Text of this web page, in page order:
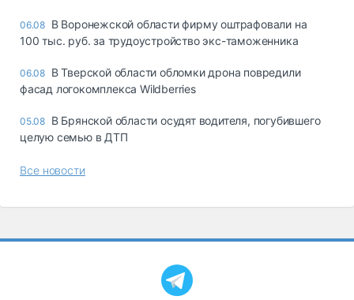
06.08 В Воронежской области фирму оштрафовали на
100 тыс. руб. за трудоустройство экс-таможенника
06.08 В Тверской области обломки дрона повредили
фасад логокомплекса Wildberries
05.08 В Брянской области осудят водителя, погубившего
целую семью в ДТП
Все новости